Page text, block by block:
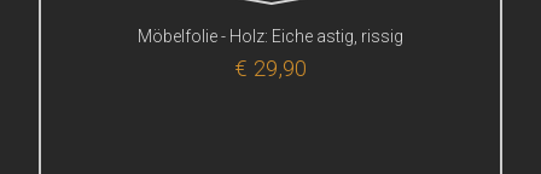
Möbelfolie - Holz: Eiche astig, rissig
€ 29,90